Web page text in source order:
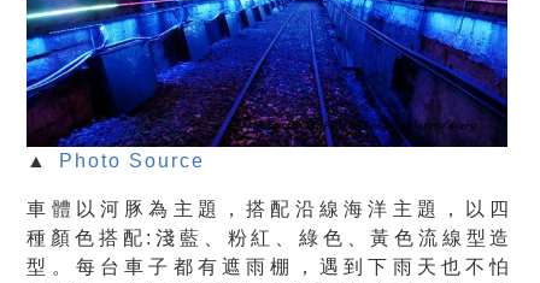
▲ Photo Source
車體以河豚為主題，搭配沿線海洋主題
，以四
種顏色搭配:淺藍、粉紅、綠色、黃色流線型造
型。每台車子都有遮雨棚
，遇到下雨天也不怕